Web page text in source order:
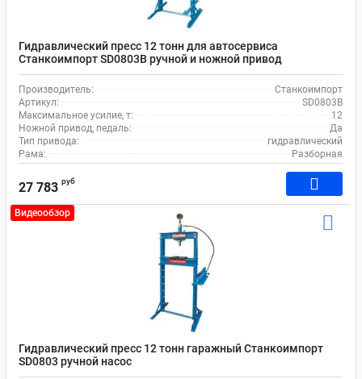
Гидравлический пресс 12 тонн для автосервиса
Станкоимпорт SD0803B ручной и ножной привод
Производитель:
Станкоимпорт
Артикул:
SD0803B
Максимальное усилие, т:
12
Ножной привод, педаль:
Да
Тип привода:
гидравлический
Рама:
Разборная
27 783 руб
Видеообзор
Гидравлический пресс 12 тонн гаражный Станкоимпорт
SD0803 ручной насос